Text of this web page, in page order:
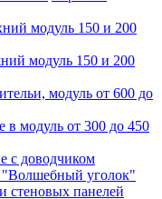
модуль 150 и 200
модуль 150 и 200
модуль от 600 до
модуль от 300 до 450
с доводчиком
уголок"